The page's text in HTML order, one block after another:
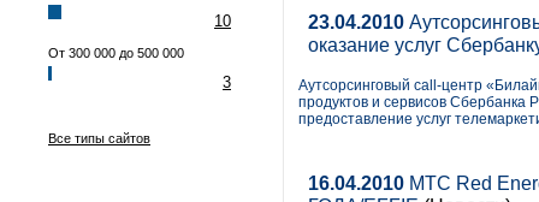
10
От 300 000 до 500 000
3
Все типы сайтов
23.04.2010
оказание услуг
Аутсорсинговый call-центр
продуктов и сервисов Сбербанка
предоставление услуг
16.04.2010 МТС Red